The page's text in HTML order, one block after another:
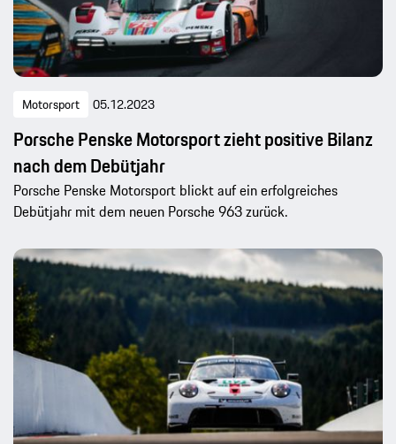
Motorsport 05.12.2023
Porsche Penske Motorsport zieht positive Bilanz
nach dem Debütjahr
Porsche Penske Motorsport blickt auf ein erfolgreiches
Debütjahr mit dem neuen Porsche 963 zurück.